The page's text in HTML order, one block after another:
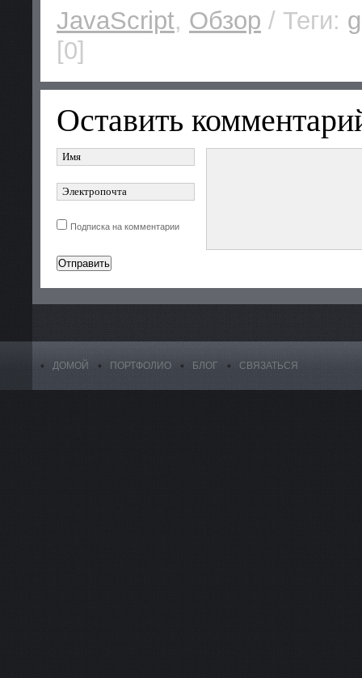
JavaScript, Обзор / Теги:
[0]
Оставить
Подписка на комментарии
ДОМОЙ ПОРТФОЛИО БЛОГ СВЯЗАТЬСЯ